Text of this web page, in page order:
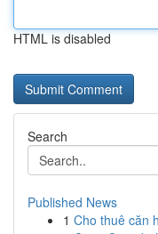
HTML is disabled
Search
Published News
1 Cho thuê căn